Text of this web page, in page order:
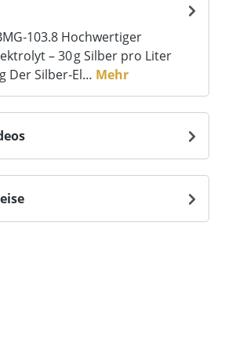
Hochwertiger
– 30 g Silber pro Liter
Der Silber‑El… Mehr